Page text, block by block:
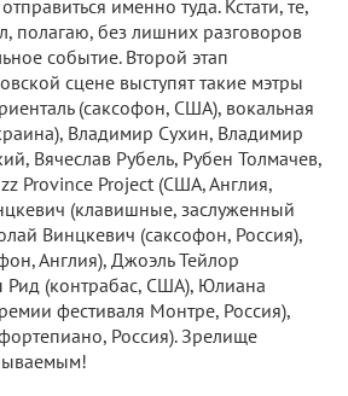
именно туда. Кстати, те,
полагаю, без лишних разговоров
событие. Второй этап
сцене выступят такие мэтры
(саксофон, США), вокальная
Владимир Сухин, Владимир
Вячеслав Рубель, Рубен Толмачев,
Province Project (США, Англия,
(клавишные, заслуженный
Винцкевич (саксофон, Россия),
Англия), Джоэль Тейлор
(контрабас, США), Юлиана
фестиваля Монтре, Россия),
Россия). Зрелище